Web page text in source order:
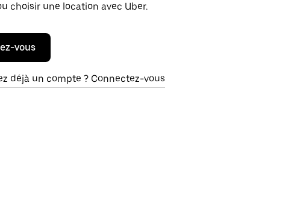
choisir une location avec Uber.
vous
déjà un compte ? Connectez-vous